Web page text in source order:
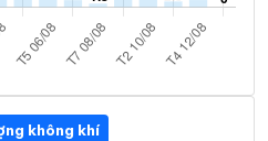
không khí